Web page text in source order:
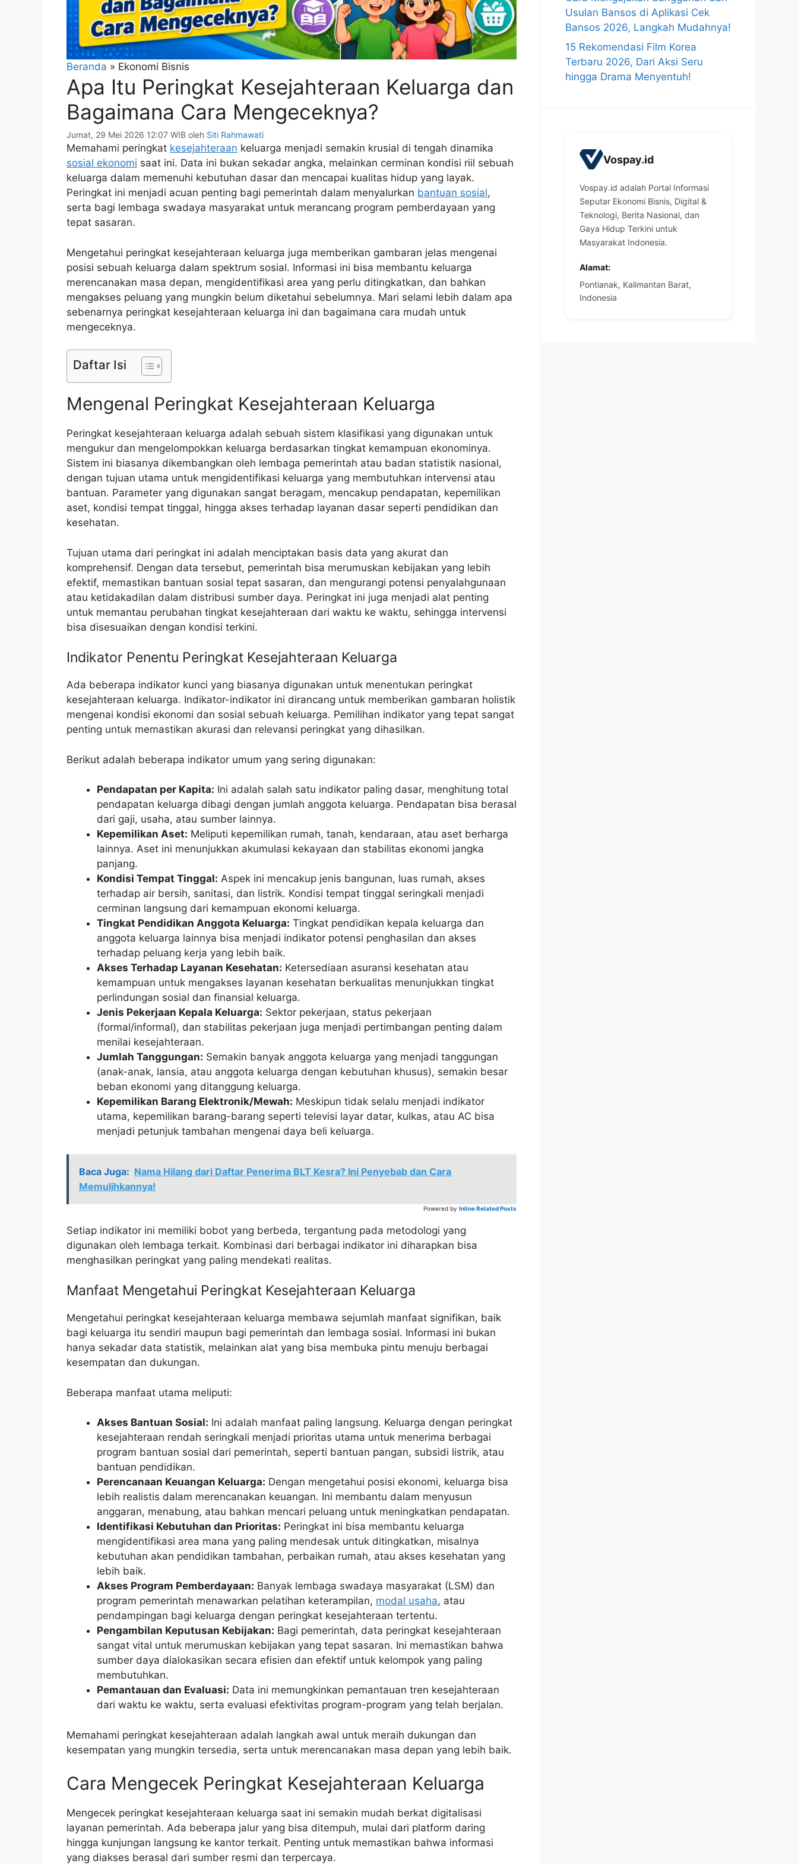
Beranda » Ekonomi Bisnis
Apa Itu Peringkat Kesejahteraan Keluarga dan
Bagaimana Cara Mengeceknya?
Jumat, 29 Mei 2026 12:07 WIB oleh Siti Rahmawati
Memahami peringkat kesejahteraan keluarga menjadi semakin krusial di tengah dinamika
sosial ekonomi saat ini. Data ini bukan sekadar angka, melainkan cerminan kondisi riil sebuah
keluarga dalam memenuhi kebutuhan dasar dan mencapai kualitas hidup yang layak.
Peringkat ini menjadi acuan penting bagi pemerintah dalam menyalurkan bantuan sosial,
serta bagi lembaga swadaya masyarakat untuk merancang program pemberdayaan yang
tepat sasaran.
Mengetahui peringkat kesejahteraan keluarga juga memberikan gambaran jelas mengenai
posisi sebuah keluarga dalam spektrum sosial. Informasi ini bisa membantu keluarga
merencanakan masa depan, mengidentifikasi area yang perlu ditingkatkan, dan bahkan
mengakses peluang yang mungkin belum diketahui sebelumnya. Mari selami lebih dalam apa
sebenarnya peringkat kesejahteraan keluarga ini dan bagaimana cara mudah untuk
mengeceknya.
Daftar Isi
Mengenal Peringkat Kesejahteraan Keluarga
Peringkat kesejahteraan keluarga adalah sebuah sistem klasifikasi yang digunakan untuk
mengukur dan mengelompokkan keluarga berdasarkan tingkat kemampuan ekonominya.
Sistem ini biasanya dikembangkan oleh lembaga pemerintah atau badan statistik nasional,
dengan tujuan utama untuk mengidentifikasi keluarga yang membutuhkan intervensi atau
bantuan. Parameter yang digunakan sangat beragam, mencakup pendapatan, kepemilikan
aset, kondisi tempat tinggal, hingga akses terhadap layanan dasar seperti pendidikan dan
kesehatan.
Tujuan utama dari peringkat ini adalah menciptakan basis data yang akurat dan
komprehensif. Dengan data tersebut, pemerintah bisa merumuskan kebijakan yang lebih
efektif, memastikan bantuan sosial tepat sasaran, dan mengurangi potensi penyalahgunaan
atau ketidakadilan dalam distribusi sumber daya. Peringkat ini juga menjadi alat penting
untuk memantau perubahan tingkat kesejahteraan dari waktu ke waktu, sehingga intervensi
bisa disesuaikan dengan kondisi terkini.
Indikator Penentu Peringkat Kesejahteraan Keluarga
Ada beberapa indikator kunci yang biasanya digunakan untuk menentukan peringkat
kesejahteraan keluarga. Indikator-indikator ini dirancang untuk memberikan gambaran holistik
mengenai kondisi ekonomi dan sosial sebuah keluarga. Pemilihan indikator yang tepat sangat
penting untuk memastikan akurasi dan relevansi peringkat yang dihasilkan.
Berikut adalah beberapa indikator umum yang sering digunakan:
Pendapatan per Kapita: Ini adalah salah satu indikator paling dasar, menghitung total
pendapatan keluarga dibagi dengan jumlah anggota keluarga. Pendapatan bisa berasal
dari gaji, usaha, atau sumber lainnya.
Kepemilikan Aset: Meliputi kepemilikan rumah, tanah, kendaraan, atau aset berharga
lainnya. Aset ini menunjukkan akumulasi kekayaan dan stabilitas ekonomi jangka
panjang.
Kondisi Tempat Tinggal: Aspek ini mencakup jenis bangunan, luas rumah, akses
terhadap air bersih, sanitasi, dan listrik. Kondisi tempat tinggal seringkali menjadi
cerminan langsung dari kemampuan ekonomi keluarga.
Tingkat Pendidikan Anggota Keluarga: Tingkat pendidikan kepala keluarga dan
anggota keluarga lainnya bisa menjadi indikator potensi penghasilan dan akses
terhadap peluang kerja yang lebih baik.
Akses Terhadap Layanan Kesehatan: Ketersediaan asuransi kesehatan atau
kemampuan untuk mengakses layanan kesehatan berkualitas menunjukkan tingkat
perlindungan sosial dan finansial keluarga.
Jenis Pekerjaan Kepala Keluarga: Sektor pekerjaan, status pekerjaan
(formal/informal), dan stabilitas pekerjaan juga menjadi pertimbangan penting dalam
menilai kesejahteraan.
Jumlah Tanggungan: Semakin banyak anggota keluarga yang menjadi tanggungan
(anak-anak, lansia, atau anggota keluarga dengan kebutuhan khusus), semakin besar
beban ekonomi yang ditanggung keluarga.
Kepemilikan Barang Elektronik/Mewah: Meskipun tidak selalu menjadi indikator
utama, kepemilikan barang-barang seperti televisi layar datar, kulkas, atau AC bisa
menjadi petunjuk tambahan mengenai daya beli keluarga.
Baca Juga: Nama Hilang dari Daftar Penerima BLT Kesra? Ini Penyebab dan Cara
Memulihkannya!
Powered by Inline Related Posts
Setiap indikator ini memiliki bobot yang berbeda, tergantung pada metodologi yang
digunakan oleh lembaga terkait. Kombinasi dari berbagai indikator ini diharapkan bisa
menghasilkan peringkat yang paling mendekati realitas.
Manfaat Mengetahui Peringkat Kesejahteraan Keluarga
Mengetahui peringkat kesejahteraan keluarga membawa sejumlah manfaat signifikan, baik
bagi keluarga itu sendiri maupun bagi pemerintah dan lembaga sosial. Informasi ini bukan
hanya sekadar data statistik, melainkan alat yang bisa membuka pintu menuju berbagai
kesempatan dan dukungan.
Beberapa manfaat utama meliputi:
Akses Bantuan Sosial: Ini adalah manfaat paling langsung. Keluarga dengan peringkat
kesejahteraan rendah seringkali menjadi prioritas utama untuk menerima berbagai
program bantuan sosial dari pemerintah, seperti bantuan pangan, subsidi listrik, atau
bantuan pendidikan.
Perencanaan Keuangan Keluarga: Dengan mengetahui posisi ekonomi, keluarga bisa
lebih realistis dalam merencanakan keuangan. Ini membantu dalam menyusun
anggaran, menabung, atau bahkan mencari peluang untuk meningkatkan pendapatan.
Identifikasi Kebutuhan dan Prioritas: Peringkat ini bisa membantu keluarga
mengidentifikasi area mana yang paling mendesak untuk ditingkatkan, misalnya
kebutuhan akan pendidikan tambahan, perbaikan rumah, atau akses kesehatan yang
lebih baik.
Akses Program Pemberdayaan: Banyak lembaga swadaya masyarakat (LSM) dan
program pemerintah menawarkan pelatihan keterampilan, modal usaha, atau
pendampingan bagi keluarga dengan peringkat kesejahteraan tertentu.
Pengambilan Keputusan Kebijakan: Bagi pemerintah, data peringkat kesejahteraan
sangat vital untuk merumuskan kebijakan yang tepat sasaran. Ini memastikan bahwa
sumber daya dialokasikan secara efisien dan efektif untuk kelompok yang paling
membutuhkan.
Pemantauan dan Evaluasi: Data ini memungkinkan pemantauan tren kesejahteraan
dari waktu ke waktu, serta evaluasi efektivitas program-program yang telah berjalan.
Memahami peringkat kesejahteraan adalah langkah awal untuk meraih dukungan dan
kesempatan yang mungkin tersedia, serta untuk merencanakan masa depan yang lebih baik.
Cara Mengecek Peringkat Kesejahteraan Keluarga
Mengecek peringkat kesejahteraan keluarga saat ini semakin mudah berkat digitalisasi
layanan pemerintah. Ada beberapa jalur yang bisa ditempuh, mulai dari platform daring
hingga kunjungan langsung ke kantor terkait. Penting untuk memastikan bahwa informasi
yang diakses berasal dari sumber resmi dan terpercaya.
Usulan Bansos di Aplikasi Cek
Bansos 2026, Langkah Mudahnya!
15 Rekomendasi Film Korea
Terbaru 2026, Dari Aksi Seru
hingga Drama Menyentuh!
Vospay.id
Vospay.id adalah Portal Informasi
Seputar Ekonomi Bisnis, Digital &
Teknologi, Berita Nasional, dan
Gaya Hidup Terkini untuk
Masyarakat Indonesia.
Alamat:
Pontianak, Kalimantan Barat,
Indonesia